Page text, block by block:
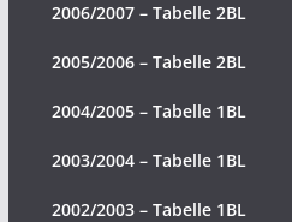
2006/2007 – Tabelle 2BL
2005/2006 – Tabelle 2BL
2004/2005 – Tabelle 1BL
2003/2004 – Tabelle 1BL
2002/2003 – Tabelle 1BL